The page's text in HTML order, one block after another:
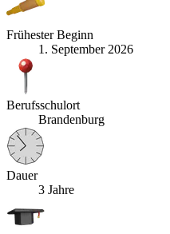
Frühester Beginn
1. September 2026
Berufsschulort
Brandenburg
Dauer
3 Jahre